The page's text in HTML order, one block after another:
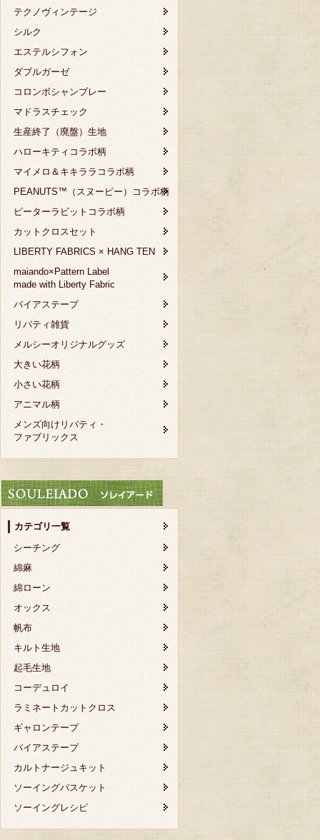
テクノヴィンテージ
シルク
エステルシフォン
ダブルガーゼ
コロンボシャンブレー
マドラスチェック
生産終了（廃盤）生地
ハローキティコラボ柄
マイメロ＆キキララコラボ柄
PEANUTS™（スヌーピー）コラボ柄
ピーターラビットコラボ柄
カットクロスセット
LIBERTY FABRICS × HANG TEN
maiando×Pattern Label
made with Liberty Fabric
バイアステープ
リバティ雑貨
メルシーオリジナルグッズ
大きい花柄
小さい花柄
アニマル柄
メンズ向けリバティ・
ファブリックス
カテゴリ一覧
シーチング
綿麻
綿ローン
オックス
帆布
キルト生地
起毛生地
コーデュロイ
ラミネートカットクロス
ギャロンテープ
バイアステープ
カルトナージュキット
ソーイングバスケット
ソーイングレシピ